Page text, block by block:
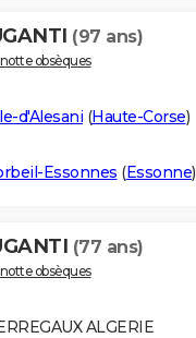
(97 ans)
obsèques
d'Alesani (Haute-Corse)
Essonnes (Essonne)
(77 ans)
obsèques
ALGERIE